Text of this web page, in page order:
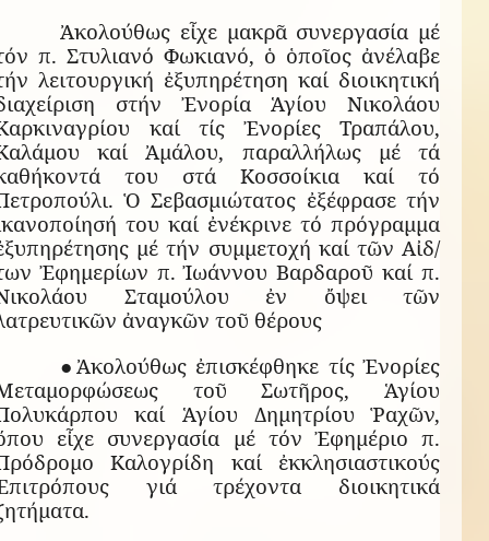
Ἀκολούθως εἶχε μακρᾶ συνεργασία μέ
π. Στυλιανό Φωκιανό, ὁ ὁποῖος ἀνέλαβε
λειτουργική ἐξυπηρέτηση καί διοικητική
στήν Ἐνορία Ἁγίου Νικολάου
καί τίς Ἐνορίες Τραπάλου,
καί Ἀμάλου, παραλλήλως μέ τά
του στά Κοσσοίκια καί τό
Ὁ Σεβασμιώτατος ἐξέφρασε τήν
του καί ἐνέκρινε τό πρόγραμμα
μέ τήν συμμετοχή καί τῶν Αἰδ/
Ἐφημερίων π. Ἰωάννου Βαρδαροῦ καί π.
Σταμούλου ἐν ὄψει τῶν
ἀναγκῶν τοῦ θέρους
●Ἀκολούθως ἐπισκέφθηκε τίς Ἐνορίες
τοῦ Σωτῆρος, Ἁγίου
καί Ἁγίου Δημητρίου Ῥαχῶν,
εἶχε συνεργασία μέ τόν Ἐφημέριο π.
Καλογρίδη καί ἐκκλησιαστικούς
γιά τρέχοντα διοικητικά